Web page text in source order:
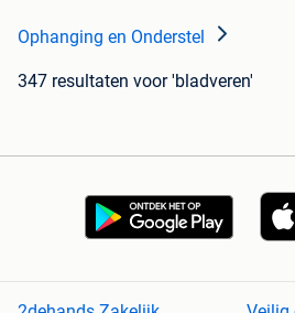
Ophanging en Onderstel
347 resultaten voor 'bladveren'